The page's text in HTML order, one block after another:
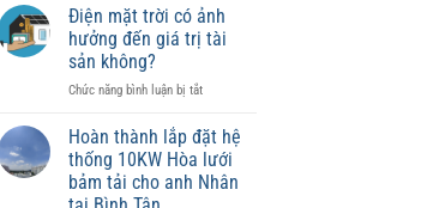
mặt
trời
trữ
chọn
công
suất
NLMT
hợp
từng
diện
tích
Điện mặt trời có ảnh
hưởng đến giá trị tài
sản không?
Chức năng bình luận bị tắtở
mặt
trời
có
ảnh
Hoàn thành lắp đặt hệ
thống 10KW Hòa lưới
bảm tải cho anh Nhân